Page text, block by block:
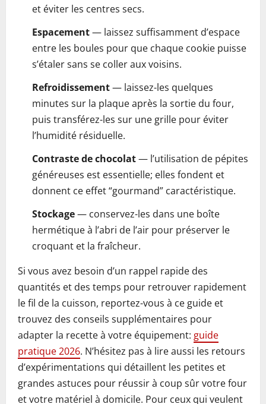
et éviter les centres secs.
Espacement— laissez suffisamment d’espace
entre les boules pour que chaque cookie puisse
s’étaler sans se coller aux voisins.
Refroidissement— laissez-les quelques
minutes sur la plaque après la sortie du four,
puis transférez-les sur une grille pour éviter
l’humidité résiduelle.
Contraste de chocolat— l’utilisation de pépites
généreuses est essentielle; elles fondent et
donnent ce effet “gourmand” caractéristique.
Stockage— conservez-les dans une boîte
hermétique à l’abri de l’air pour préserver le
croquant et la fraîcheur.
Si vous avez besoin d’un rappel rapide des
quantités et des temps pour retrouver rapidement
le fil de la cuisson, reportez-vous à ce guide et
trouvez des conseils supplémentaires pour
adapter la recette à votre équipement: guide
pratique 2026. N’hésitez pas à lire aussi les retours
d’expérimentations qui détaillent les petites et
grandes astuces pour réussir à coup sûr votre four
et votre matériel à domicile. Pour ceux qui veulent